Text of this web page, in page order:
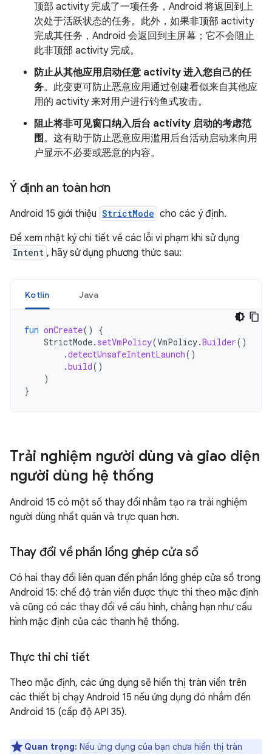
顶部 activity 完成了一项任务，Android 将返回到上
次处于活跃状态的任务。此外，如果非顶部 activity
完成其任务，Android 会返回到主屏幕；它不会阻止
此非顶部 activity 完成。
防止从其他应用启动任意 activity 进入您自己的任
务。此变更可防止恶意应用通过创建看似来自其他应
用的 activity 来对用户进行钓鱼式攻击。
阻止将非可见窗口纳入后台 activity 启动的考虑范
围。这有助于防止恶意应用滥用后台活动启动来向用
户显示不必要或恶意的内容。
Ý định an toàn hơn
Android 15 giới thiệu StrictMode cho các ý định.
Để xem nhật ký chi tiết về các lỗi vi phạm khi sử dụng
Intent , hãy sử dụng phương thức sau:
Kotlin Java
fun onCreate()
{
StrictMode. setVmPolicy(VmPolicy.Builder()
.detectUnsafeIntentLaunch()
.build()
)
}
Trải nghiệm người dùng và giao diện
người dùng hệ thống
Android 15 có một số thay đổi nhằm tạo ra trải nghiệm
người dùng nhất quán và trực quan hơn.
Thay đổi về phần lồng ghép cửa sổ
Có hai thay đổi liên quan đến phần lồng ghép cửa sổ trong
Android 15: chế độ tràn viền được thực thi theo mặc định
và cũng có các thay đổi về cấu hình, chẳng hạn như cấu
hình mặc định của các thanh hệ thống.
Thực thi chi tiết
Theo mặc định, các ứng dụng sẽ hiển thị tràn viền trên
các thiết bị chạy Android 15 nếu ứng dụng đó nhắm đến
Android 15 (cấp độ API 35).
Quan trọng: Nếu ứng dụng của bạn chưa hiển thị tràn